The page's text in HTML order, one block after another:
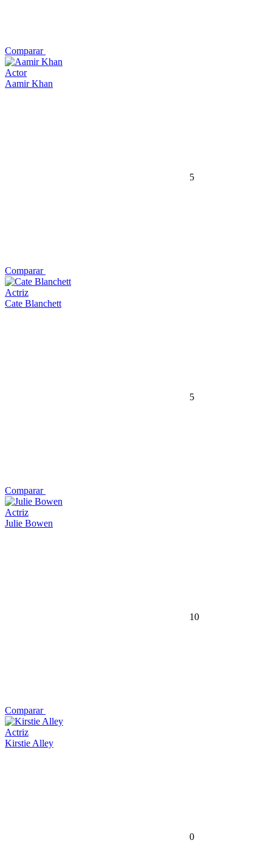
Comparar
Actor
Aamir Khan
5
Comparar
Actriz
Cate Blanchett
5
Comparar
Actriz
Julie Bowen
10
Comparar
Actriz
Kirstie Alley
0